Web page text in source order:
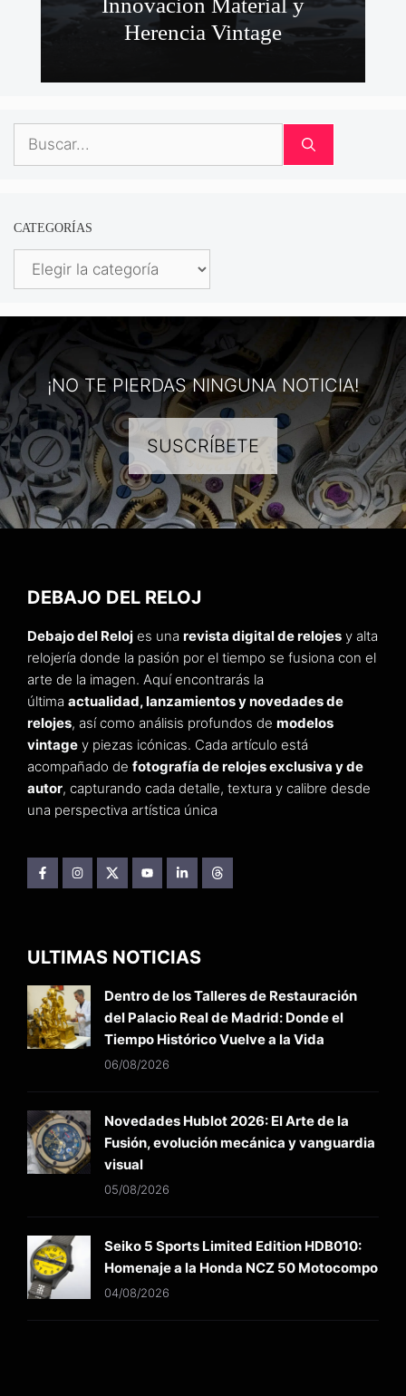
Innovación Material y
Herencia Vintage
Buscar:
CATEGORÍAS
Categorías
¡NO TE PIERDAS NINGUNA NOTICIA!
SUSCRÍBETE
DEBAJO DEL RELOJ
Debajo del Reloj es una revista digital de relojes y alta
relojería donde la pasión por el tiempo se fusiona con el
arte de la imagen. Aquí encontrarás la
última actualidad, lanzamientos y novedades de
relojes, así como análisis profundos de modelos
vintage y piezas icónicas. Cada artículo está
acompañado de fotografía de relojes exclusiva y de
autor, capturando cada detalle, textura y calibre desde
una perspectiva artística única
ULTIMAS NOTICIAS
Dentro de los Talleres de Restauración
del Palacio Real de Madrid: Donde el
Tiempo Histórico Vuelve a la Vida
06/08/2026
Novedades Hublot 2026: El Arte de la
Fusión, evolución mecánica y vanguardia
visual
05/08/2026
Seiko 5 Sports Limited Edition HDB010:
Homenaje a la Honda NCZ 50 Motocompo
04/08/2026